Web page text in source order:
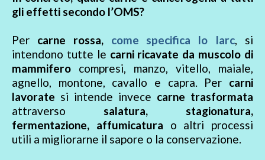
gli effetti secondo l’OMS?
Per carne rossa, come specifica lo Iarc, si
intendono tutte le carni ricavate da muscolo di
mammifero compresi, manzo, vitello, maiale,
agnello, montone, cavallo e capra. Per carni
lavorate si intende invece carne trasformata
attraverso salatura, stagionatura,
fermentazione, affumicatura o altri processi
utili a migliorarne il sapore o la conservazione.